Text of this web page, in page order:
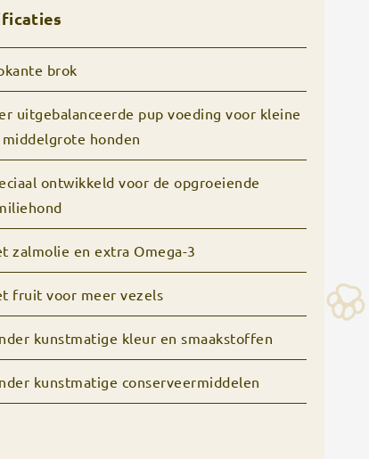
brok
uitgebalanceerde pup voeding voor kleine
honden
ontwikkeld voor de opgroeiende
zalmolie en extra Omega-3
fruit voor meer vezels
kunstmatige kleur en smaakstoffen
kunstmatige conserveermiddelen